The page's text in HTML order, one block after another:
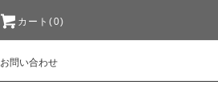
カート(0)
お問い合わせ